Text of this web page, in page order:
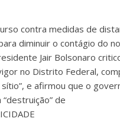
contra medidas de
diminuir o contágio do
Jair Bolsonaro
no Distrito Federal,
e afirmou que o
de